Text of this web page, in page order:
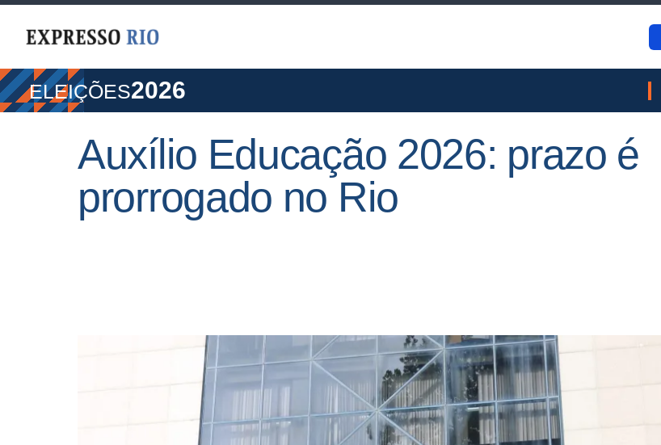
ELEIÇÕES2026
Auxílio Educação 2026: prazo é
prorrogado no Rio